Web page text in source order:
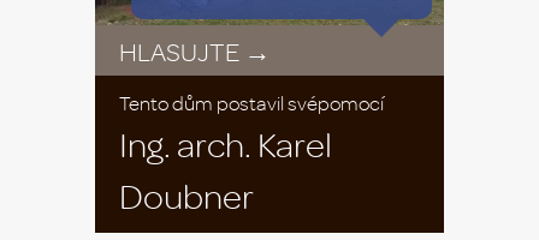
HLASUJTE →
Tento dům postavil svépomocí
Ing. arch. Karel
Doubner